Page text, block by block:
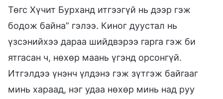
Төгс Хүчит Бурханд итгээгүй нь дээр гэж
бодож байна” гэлээ. Киног дуустал нь
үзсэнийхээ дараа шийдвэрээ гарга гэж би
ятгасан ч, нөхөр маань үгэнд орсонгүй.
Итгэлдээ үнэнч үлдэнэ гэж зүтгэж байгааг
минь хараад, нэг удаа нөхөр минь над руу